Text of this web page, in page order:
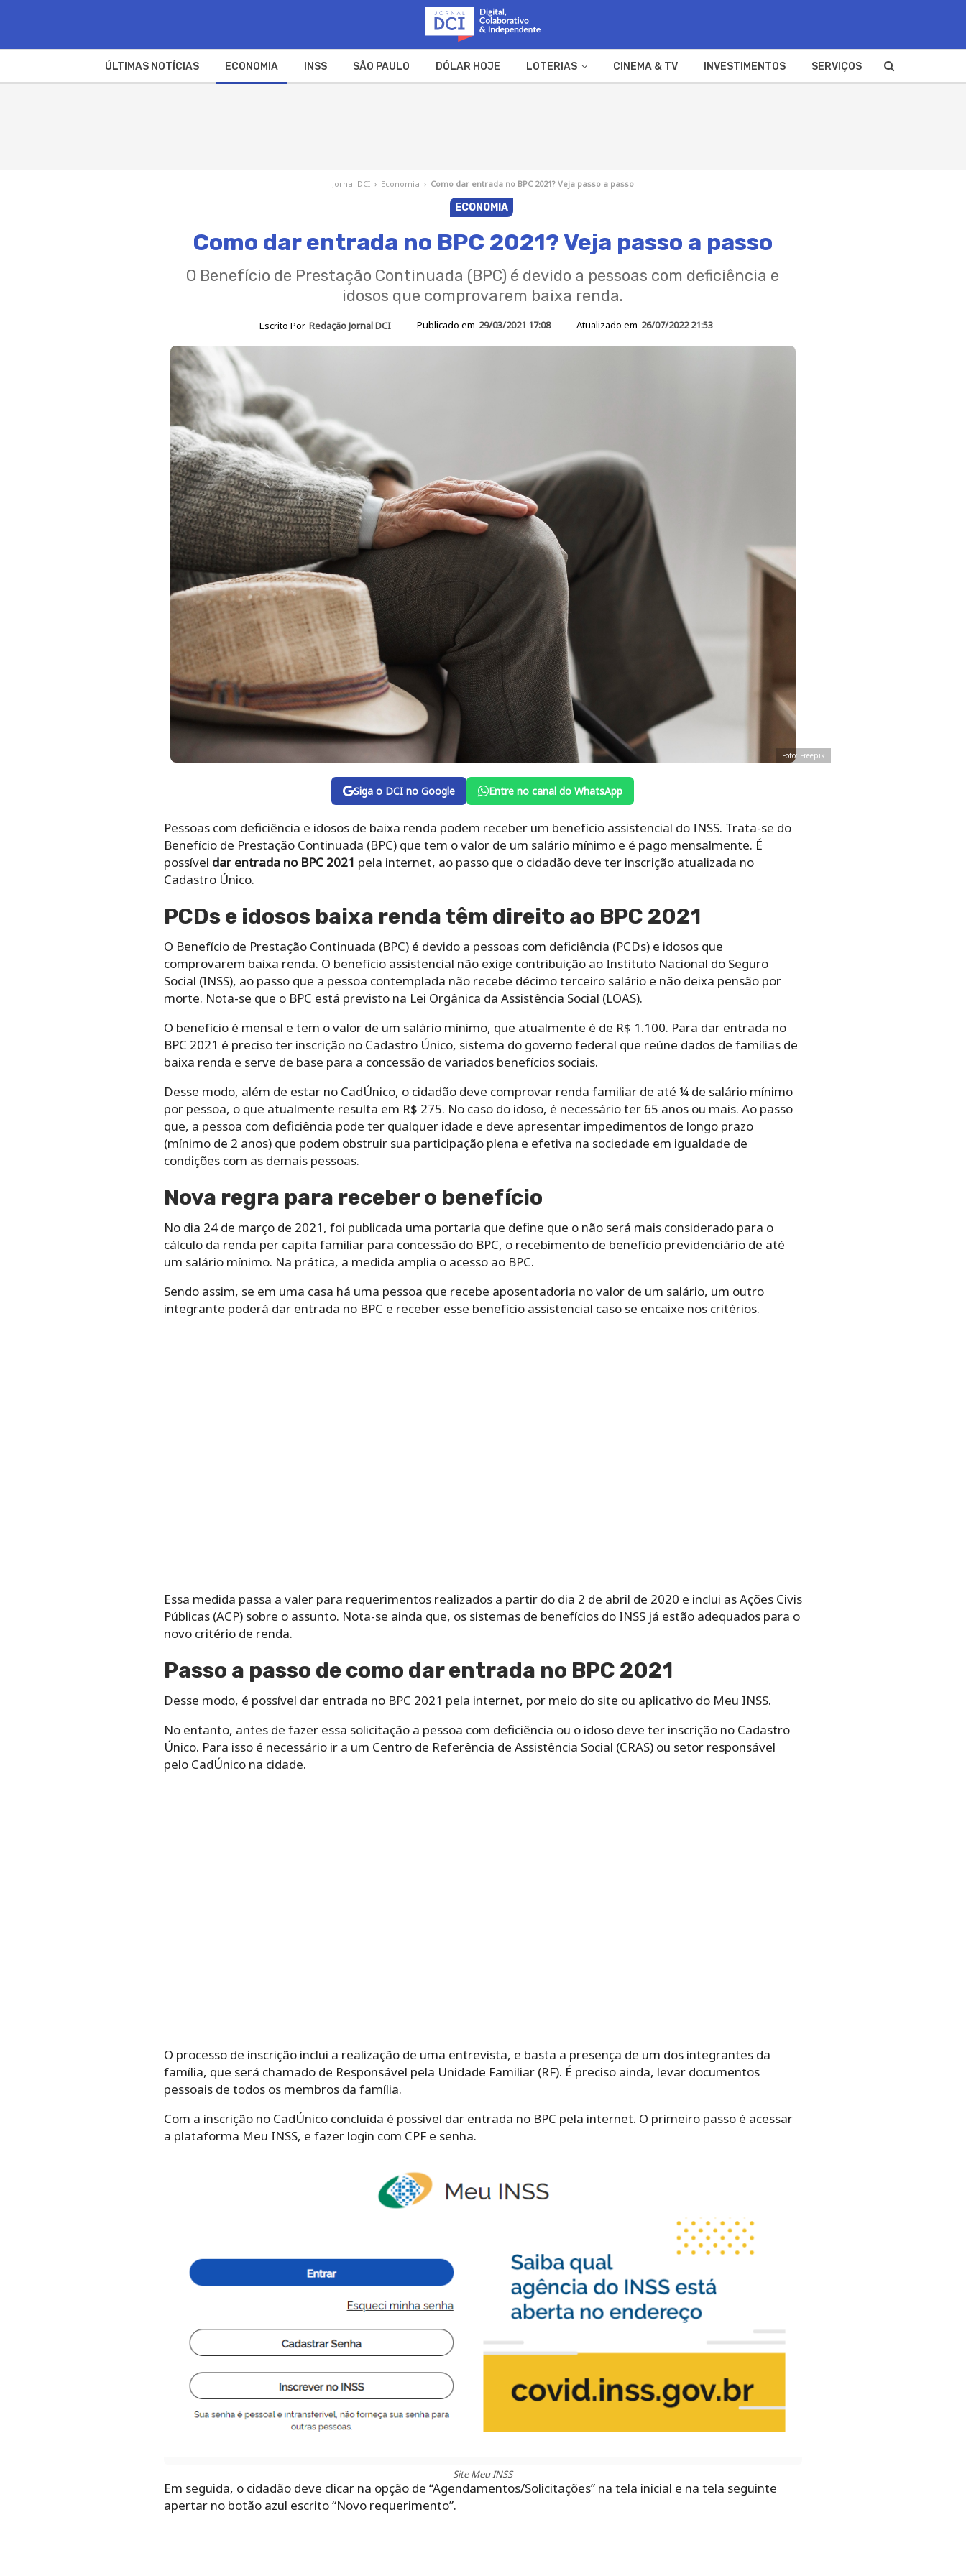
ÚLTIMAS NOTÍCIAS ECONOMIA INSS SÃO PAULO DÓLAR HOJE LOTERIAS CINEMA & TV INVESTIMENTOS SERVIÇOS
Jornal DCI › Economia › Como dar entrada no BPC 2021? Veja passo a passo
ECONOMIA
Como dar entrada no BPC 2021? Veja passo a passo
O Benefício de Prestação Continuada (BPC) é devido a pessoas com deficiência e
idosos que comprovarem baixa renda.
Escrito Por Redação Jornal DCI Publicado em 29/03/2021 17:08 Atualizado em 26/07/2022 21:53
Foto: Freepik
Siga o DCI no Google Entre no canal do WhatsApp
Pessoas com deficiência e idosos de baixa renda podem receber um benefício assistencial do INSS. Trata-se do
Benefício de Prestação Continuada (BPC) que tem o valor de um salário mínimo e é pago mensalmente. É
possível dar entrada no BPC 2021 pela internet, ao passo que o cidadão deve ter inscrição atualizada no
Cadastro Único.
PCDs e idosos baixa renda têm direito ao BPC 2021
O Benefício de Prestação Continuada (BPC) é devido a pessoas com deficiência (PCDs) e idosos que
comprovarem baixa renda. O benefício assistencial não exige contribuição ao Instituto Nacional do Seguro
Social (INSS), ao passo que a pessoa contemplada não recebe décimo terceiro salário e não deixa pensão por
morte. Nota-se que o BPC está previsto na Lei Orgânica da Assistência Social (LOAS).
O benefício é mensal e tem o valor de um salário mínimo, que atualmente é de R$ 1.100. Para dar entrada no
BPC 2021 é preciso ter inscrição no Cadastro Único, sistema do governo federal que reúne dados de famílias de
baixa renda e serve de base para a concessão de variados benefícios sociais.
Desse modo, além de estar no CadÚnico, o cidadão deve comprovar renda familiar de até ¼ de salário mínimo
por pessoa, o que atualmente resulta em R$ 275. No caso do idoso, é necessário ter 65 anos ou mais. Ao passo
que, a pessoa com deficiência pode ter qualquer idade e deve apresentar impedimentos de longo prazo
(mínimo de 2 anos) que podem obstruir sua participação plena e efetiva na sociedade em igualdade de
condições com as demais pessoas.
Nova regra para receber o benefício
No dia 24 de março de 2021, foi publicada uma portaria que define que o não será mais considerado para o
cálculo da renda per capita familiar para concessão do BPC, o recebimento de benefício previdenciário de até
um salário mínimo. Na prática, a medida amplia o acesso ao BPC.
Sendo assim, se em uma casa há uma pessoa que recebe aposentadoria no valor de um salário, um outro
integrante poderá dar entrada no BPC e receber esse benefício assistencial caso se encaixe nos critérios.
Essa medida passa a valer para requerimentos realizados a partir do dia 2 de abril de 2020 e inclui as Ações Civis
Públicas (ACP) sobre o assunto. Nota-se ainda que, os sistemas de benefícios do INSS já estão adequados para o
novo critério de renda.
Passo a passo de como dar entrada no BPC 2021
Desse modo, é possível dar entrada no BPC 2021 pela internet, por meio do site ou aplicativo do Meu INSS.
No entanto, antes de fazer essa solicitação a pessoa com deficiência ou o idoso deve ter inscrição no Cadastro
Único. Para isso é necessário ir a um Centro de Referência de Assistência Social (CRAS) ou setor responsável
pelo CadÚnico na cidade.
O processo de inscrição inclui a realização de uma entrevista, e basta a presença de um dos integrantes da
família, que será chamado de Responsável pela Unidade Familiar (RF). É preciso ainda, levar documentos
pessoais de todos os membros da família.
Com a inscrição no CadÚnico concluída é possível dar entrada no BPC pela internet. O primeiro passo é acessar
a plataforma Meu INSS, e fazer login com CPF e senha.
Site Meu INSS
Em seguida, o cidadão deve clicar na opção de “Agendamentos/Solicitações” na tela inicial e na tela seguinte
apertar no botão azul escrito “Novo requerimento”.